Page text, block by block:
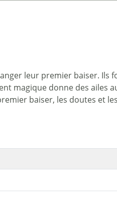
leur premier baiser. Ils
magique donne des ailes
baiser, les doutes et